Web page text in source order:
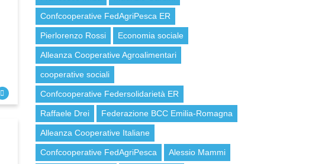
Confcooperative FedAgriPesca ER
Pierlorenzo Rossi Economia sociale
Alleanza Cooperative Agroalimentari
cooperative sociali
Confcooperative Federsolidarietà ER
Raffaele Drei Federazione BCC Emilia-Romagna
Alleanza Cooperative Italiane
Confcooperative FedAgriPesca Alessio Mammi